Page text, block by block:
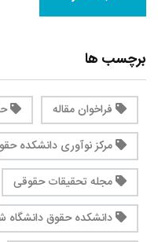
برچسب ها
فراخوان مقاله
مرکز نوآوری دانشکده
مجله تحقیقات حقوقی
دانشکده حقوق دانشگاه